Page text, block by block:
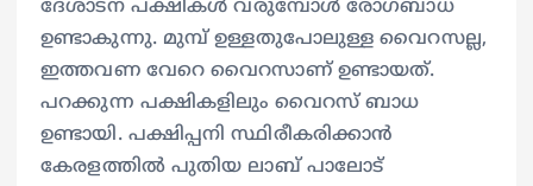
ദേശാടന പക്ഷികൾ വരുമ്പോൾ രോഗബാധ
ഉണ്ടാകുന്നു. മുമ്പ് ഉള്ളതുപോലുള്ള വൈറസല്ല,
ഇത്തവണ വേറെ വൈറസാണ് ഉണ്ടായത്.
പറക്കുന്ന പക്ഷികളിലും വൈറസ് ബാധ
ഉണ്ടായി. പക്ഷിപ്പനി സ്ഥിരീകരിക്കാൻ
കേരളത്തിൽ പുതിയ ലാബ് പാലോട്